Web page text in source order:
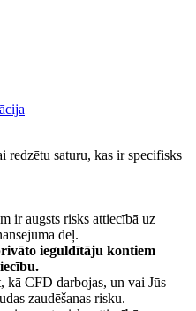
saturu, kas ir specifisks
ir augsts risks attiecībā uz
dēļ.
ieguldītāju kontiem
kā CFD darbojas, un vai Jūs
zaudēšanas risku.